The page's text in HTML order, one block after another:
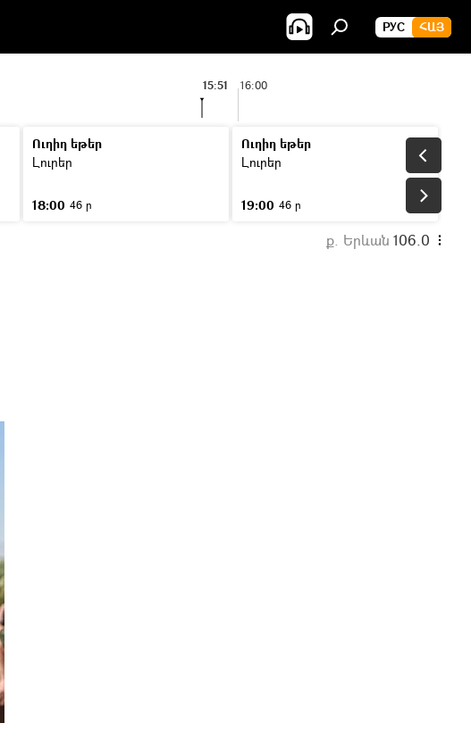
РУС ՀԱՅ
16:00
15:51
Ուղիղ եթեր
Լուրեր
18:00 46 ր
Ուղիղ եթեր
Լուրեր
19:00 46 ր
ք. Երևան 106.0